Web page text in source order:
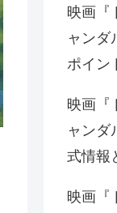
映画『
ャンダ
ポイン
映画『
ャンダ
式情報
映画『